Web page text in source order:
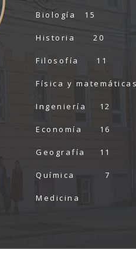
Biología 15
Historia 20
Filosofía 11
Física y matemáticas
Ingeniería 12
Economía 16
Geografía 11
Química 7
Medicina